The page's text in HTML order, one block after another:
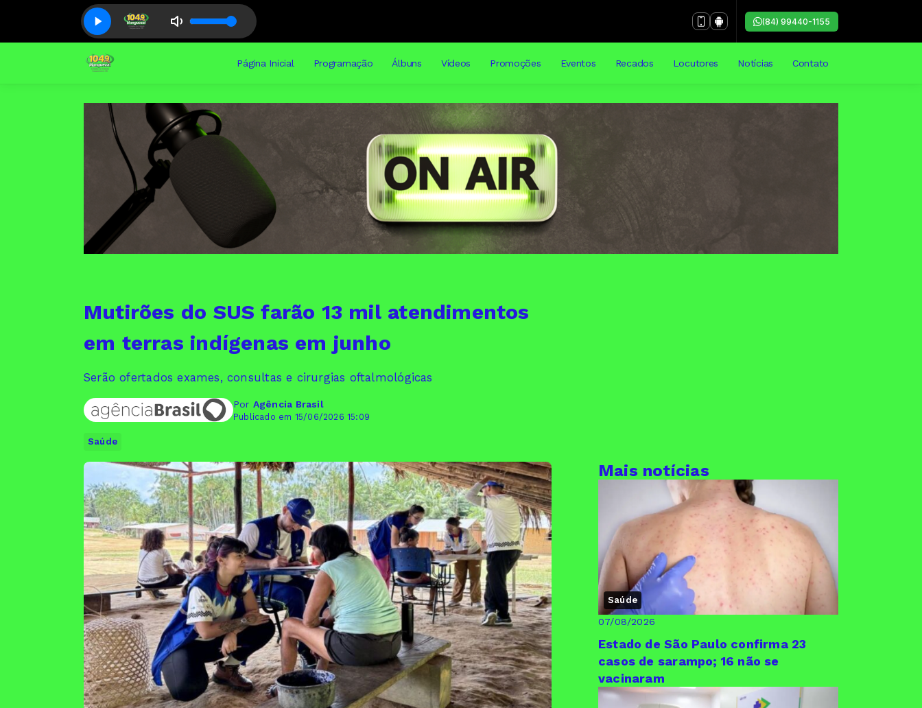
(84) 99440-1155
Página Inicial Programação Álbuns Vídeos Promoções Eventos Recados Locutores Notícias Contato
Mutirões do SUS farão 13 mil atendimentos
em terras indígenas em junho
Serão ofertados exames, consultas e cirurgias oftalmológicas
Por Agência Brasil
Publicado em 15/06/2026 15:09
Saúde
Mais notícias
Saúde
07/08/2026
Estado de São Paulo confirma 23
casos de sarampo; 16 não se
vacinaram